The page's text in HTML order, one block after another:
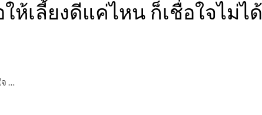
ห้เลี้ยงดีแค่ไหน ก็เชื่อใจไม่ได้
…